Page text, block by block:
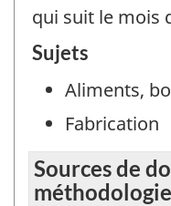
qui suit le mois
Sujets
Aliments,
Fabrication
Sources de
méthodologie